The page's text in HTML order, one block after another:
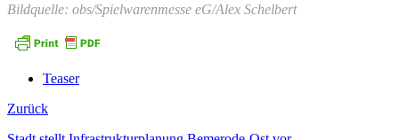
Bildquelle: obs/Spielwarenmesse eG/Alex Schelbert
Teaser
Zurück